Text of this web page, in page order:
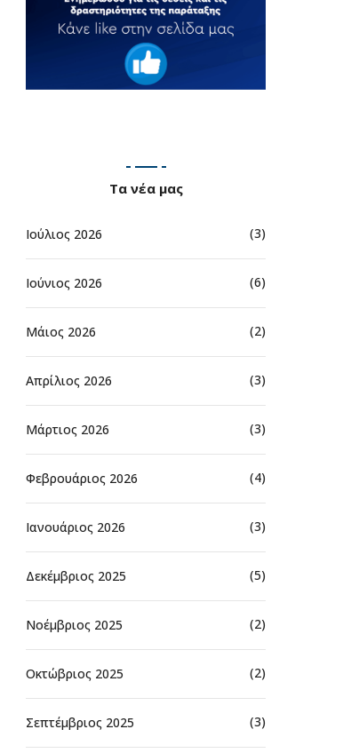
Τα νέα μας
Ιούλιος 2026 (3)
Ιούνιος 2026 (6)
Μάιος 2026 (2)
Απρίλιος 2026 (3)
Μάρτιος 2026 (3)
Φεβρουάριος 2026 (4)
Ιανουάριος 2026 (3)
Δεκέμβριος 2025 (5)
Νοέμβριος 2025 (2)
Οκτώβριος 2025 (2)
Σεπτέμβριος 2025 (3)